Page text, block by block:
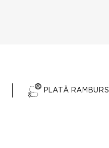
PLATĂ RAMBURS